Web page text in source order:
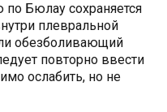
Бюлау сохраняется
плевральной
обезболивающий
повторно ввести
ослабить, но не